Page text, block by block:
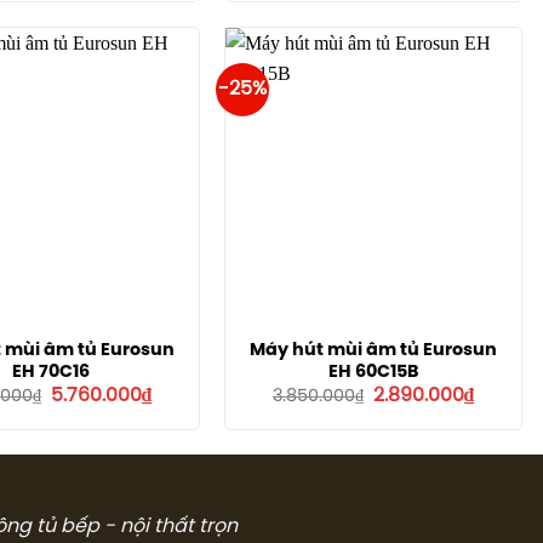
5.090.000₫.
âm tủ Eurosun
EH 70C16
₫ Giá
5.760.000₫Giá
hiện
-25%
Máy hút mùi âm tủ Eurosun
EH 60C15B
3.850.000₫ Giá
2.890.000₫Giá
hiện
tủ bếp - nội thất trọn